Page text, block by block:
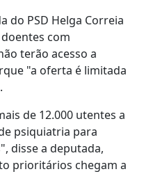
do PSD Helga Correia
com
terão acesso a
"a oferta é limitada
de 12.000 utentes a
psiquiatria para
disse a deputada,
prioritários chegam a